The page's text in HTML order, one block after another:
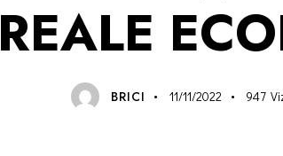
BRICI 11/11/2022 947